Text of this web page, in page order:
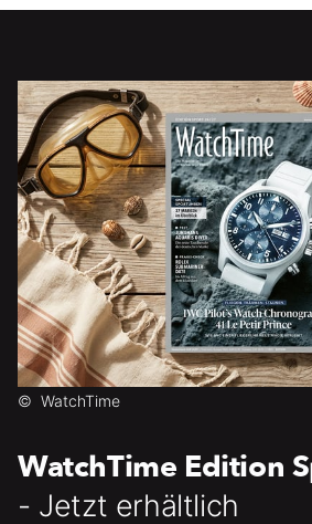
© WatchTime
WatchTime Edition
- Jetzt erhältlich